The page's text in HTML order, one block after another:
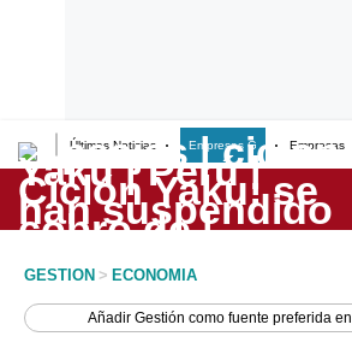
Últimas Noticias Empresas G Empresas
Lo último
Peru Quiosco
GESTION > ECONOMIA
AñadirGestión como fuente preferida en